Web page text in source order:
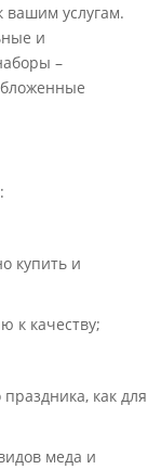
вашим услугам.
и
–
купить и
к качеству;
как для
меда и